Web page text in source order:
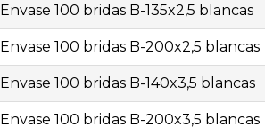
Envase 100 bridas B-135x2,5 blancas
Envase 100 bridas B-200x2,5 blancas
Envase 100 bridas B-140x3,5 blancas
Envase 100 bridas B-200x3,5 blancas